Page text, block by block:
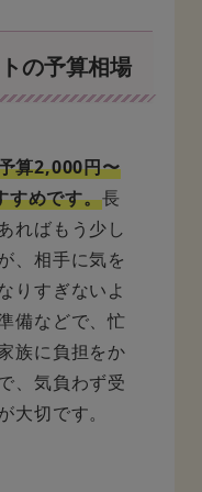
の予算相場
算2,000円〜
すめです。長
ればもう少し
、相手に気を
りすぎないよ
備などで、忙
族に負担をか
、気負わず受
大切です。